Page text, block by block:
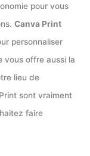
pour vous
Canva Print
personnaliser
vous offre aussi la
lieu de
sont vraiment
faire